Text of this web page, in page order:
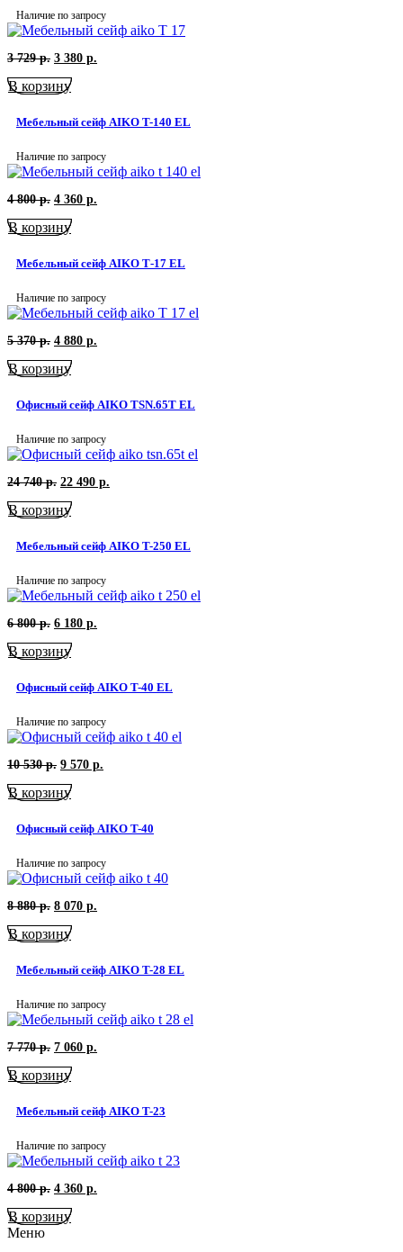
Наличие по запросу
3 729р. Первоначальная
составляла
р..
3 380 р.
р..
В корзину
Мебельный сейф AIKO T-140 EL
Наличие по запросу
4 800р. Первоначальная
составляла
р..
4 360 р.
р..
В корзину
Мебельный сейф AIKO Т-17 EL
Наличие по запросу
5 370р. Первоначальная
составляла
370
р..
4 880 р.
р..
В корзину
Офисный сейф AIKO TSN.65T EL
Наличие по запросу
24 740р. Первоначальная
составляла
740
р..
22 490 р.
р..
В корзину
Мебельный сейф AIKO T-250 EL
Наличие по запросу
6 800р. Первоначальная
составляла
800
р..
6 180 р.
р..
В корзину
Офисный сейф AIKO T-40 EL
Наличие по запросу
10 530р. Первоначальная
составляла
530
р..
9 570 р.
р..
В корзину
Офисный сейф AIKO T-40
Наличие по запросу
8 880р. Первоначальная
составляла
р..
8 070 р.
р..
В корзину
Мебельный сейф AIKO T-28 EL
Наличие по запросу
7 770р. Первоначальная
составляла
р..
7 060 р.
р..
В корзину
Мебельный сейф AIKO T-23
Наличие по запросу
4 800р. Первоначальная
составляла
4 360 р.
В корзину
Меню